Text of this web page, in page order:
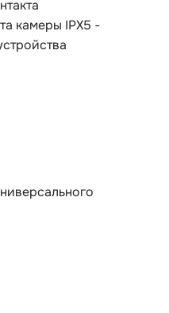
камеры IPX5 -